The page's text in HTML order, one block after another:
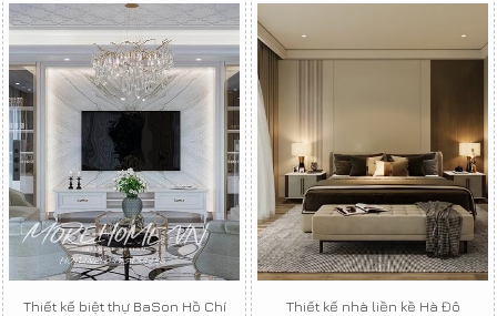
Thiết kế biệt thự BaSon Hồ Chí
Thiết kế nhà liền kề Hà Đô